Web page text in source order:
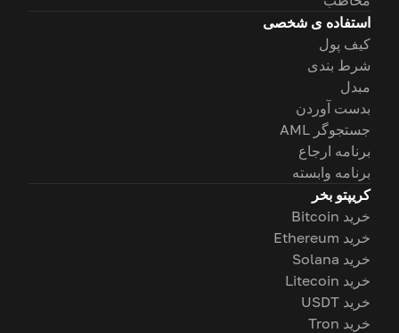
استفاده ی شخصی
کیف پول
شرط بندی
مبدل
بدست آوردن
جستجوگر AML
برنامه ارجاع
برنامه وابسته
کریپتو بخر
خرید Bitcoin
خرید Ethereum
خرید Solana
خرید Litecoin
خرید USDT
خرید Tron